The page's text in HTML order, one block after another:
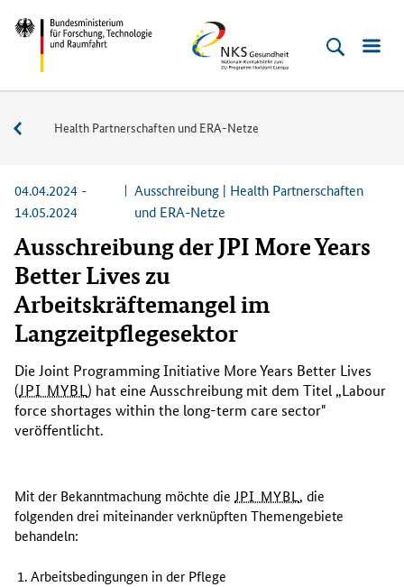
Direkt
zum
Inhalt
(Eingabetaste)
Direkt
zum
Hauptmenu
(Eingabetaste)
Direkt
zur
Suche
(Eingabetaste)
Direkt
zur
Fußleiste
(Enter)
Bundesministerium
und
NKS
Gesundheit
Aktuelle
Health Partnerschaften und ERA-Netze
04.04.2024 -
14.05.2024
Ausschreibung | Health Partnerschaften
und ERA-Netze
Ausschreibung der JPI More Years
Better Lives zu
Arbeitskräftemangel im
Langzeitpflegesektor
Die Joint Programming Initiative More Years Better Lives
(JPI MYBL) hat eine Ausschreibung mit dem Titel „Labour
force shortages within the long-term care sector"
veröffentlicht.
Mit der Bekanntmachung möchte die JPI MYBL , die
folgenden drei miteinander verknüpften Themengebiete
behandeln:
Arbeitsbedingungen in der Pflege